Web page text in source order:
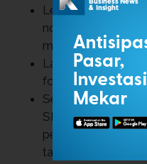
Lengkapi profil di
nomor NIK, Nama,
menerima email
Lakukan verifikasi
foto Liveness.
Sebelum
SIM, mohon untuk
pendukung
tanda tangan di